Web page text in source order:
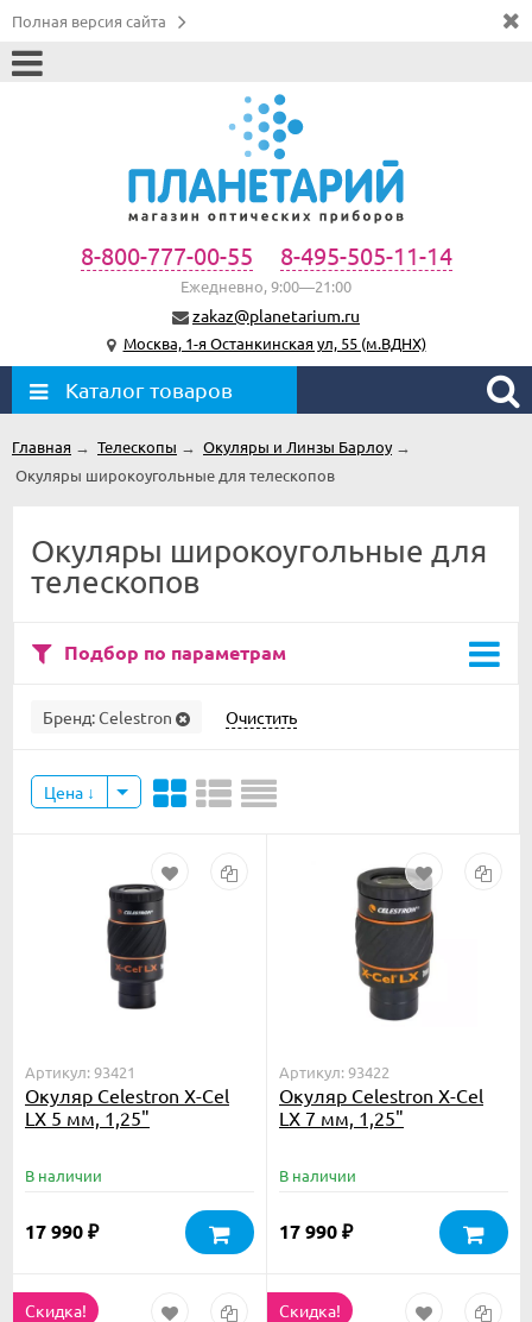
Полная версия сайта
8-800-777-00-55 8-495-505-11-14
Ежедневно, 9:00—21:00
zakaz@planetarium.ru
Москва, 1-я Останкинская ул, 55 (м.ВДНХ)
Каталог товаров
Главная → Телескопы → Окуляры и Линзы Барлоу→
Окуляры широкоугольные для телескопов
Окуляры широкоугольные для
телескопов
Подбор по параметрам
Бренд:Celestron Очистить
Цена
Артикул: 93421
Окуляр Celestron X-Cel
LX 5 мм, 1,25"
В наличии
17 990 ₽
Артикул: 93422
Окуляр Celestron X-Cel
LX 7 мм, 1,25"
В наличии
17 990 ₽
Скидка! Скидка!